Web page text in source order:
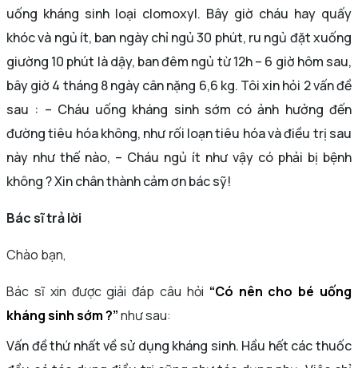
uống kháng sinh loại clomoxyl. Bây giờ cháu hay quấy
khóc và ngủ ít, ban ngày chỉ ngủ 30 phút, ru ngủ đặt xuống
giường 10 phút là dậy, ban đêm ngủ từ 12h – 6 giờ hôm sau,
bây giờ 4 tháng 8 ngày cân nặng 6,6 kg. Tôi xin hỏi 2 vấn đề
sau : – Cháu uống kháng sinh sớm có ảnh hưởng đến
đường tiêu hóa không, như rối loạn tiêu hóa và điều trị sau
này như thế nào, – Cháu ngủ ít như vậy có phải bị bệnh
không ? Xin chân thành cảm ơn bác sỹ!
Bác sĩ trả lời
Chào bạn,
Bác sĩ xin được giải đáp câu hỏi “Có nên cho bé uống
kháng sinh sớm ?”như sau:
Vấn đề thứ nhất về sử dụng kháng sinh. Hầu hết các thuốc